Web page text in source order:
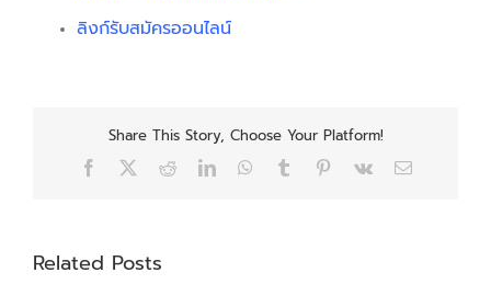
ลิงก์รับสมัครออนไลน์
Share This Story, Choose Your Platform!
Facebook RedditLinkedInWhatsApp
Tumblr Pinterest
Vk Email
Related Posts